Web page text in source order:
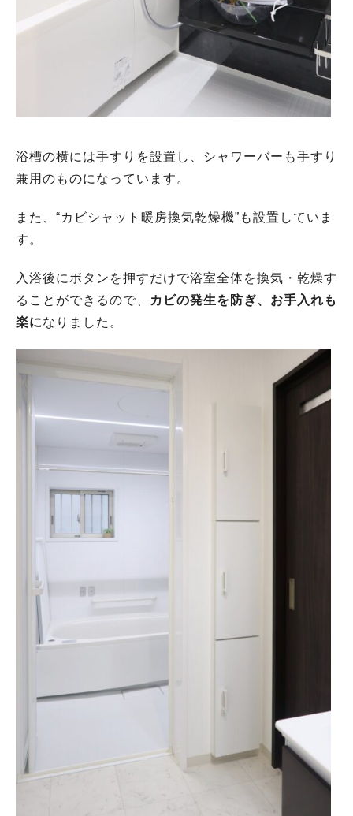
浴槽の横には手すりを設置し、シャワーバーも手すり
兼用のものになっています。
また、“カビシャット暖房換気乾燥機”も設置していま
す。
入浴後にボタンを押すだけで浴室全体を換気・乾燥す
ることができるので、
カビの発生を防ぎ、お手入れも
楽になりました。